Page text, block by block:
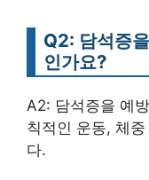
Q2: 담석증
인가요?
A2: 담석증을 예
칙적인 운동, 체
다.